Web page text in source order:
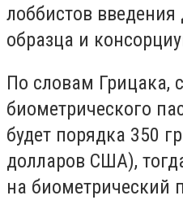
лоббистов
образца и
По словам Грицака,
биометрического
будет порядка 350
долларов США),
на биометрический